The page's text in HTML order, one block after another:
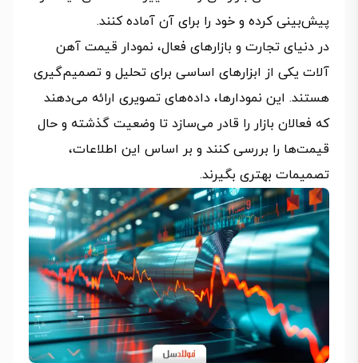
پیش‌بینی کرده و خود را برای آن آماده کنند.
در دنیای تجارت و بازارهای فعال، نمودار قیمت آهن
آلات یکی از ابزارهای اساسی برای تحلیل و تصمیم‌گیری
هستند. این نمودارها، داده‌های تصویری ارائه می‌دهند
که فعالان بازار را قادر می‌سازد تا وضعیت گذشته و حال
قیمت‌ها را بررسی کنند و بر اساس این اطلاعات،
تصمیمات بهتری بگیرند.